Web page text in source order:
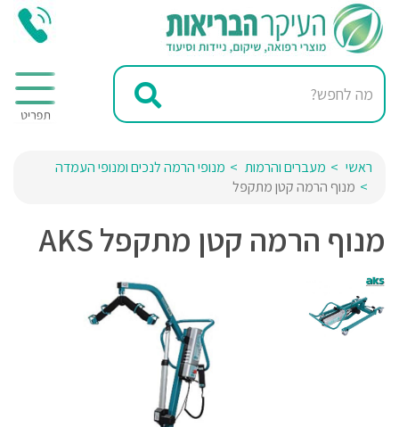
ראשי מעברים והרמות
מנופי הרמה לנכים ומנופי העמדה
מנוף הרמה קטן מתקפל
מנוף הרמה קטן מתקפל AKS